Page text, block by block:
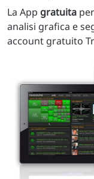
La App gratuita
analisi grafica e
account gratuito